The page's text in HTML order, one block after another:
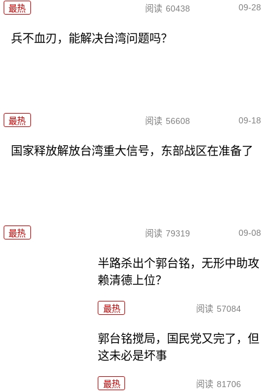
最热 阅读 60438 09-28
兵不血刃，能解决台湾问题吗？
最热 阅读 56608 09-18
国家释放解放台湾重大信号，东部战区在准备了
最热 阅读 79319 09-08
半路杀出个郭台铭，无形中助攻
赖清德上位？
最热 阅读 57084
郭台铭搅局，国民党又完了，但
这未必是坏事
最热 阅读 81706